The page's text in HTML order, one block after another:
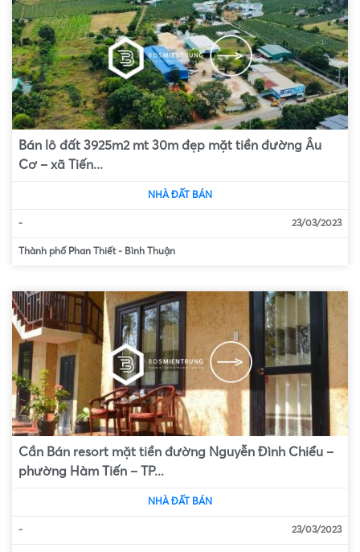
Bán lô đất 3925m2 mt 30m đẹp mặt tiền đường Âu
Cơ – xã Tiến...
NHÀ ĐẤT BÁN
- 23/03/2023
Thành phố Phan Thiết - Bình Thuận
Cần Bán resort mặt tiền đường Nguyễn Đình Chiểu –
phường Hàm Tiến – TP...
NHÀ ĐẤT BÁN
- 23/03/2023